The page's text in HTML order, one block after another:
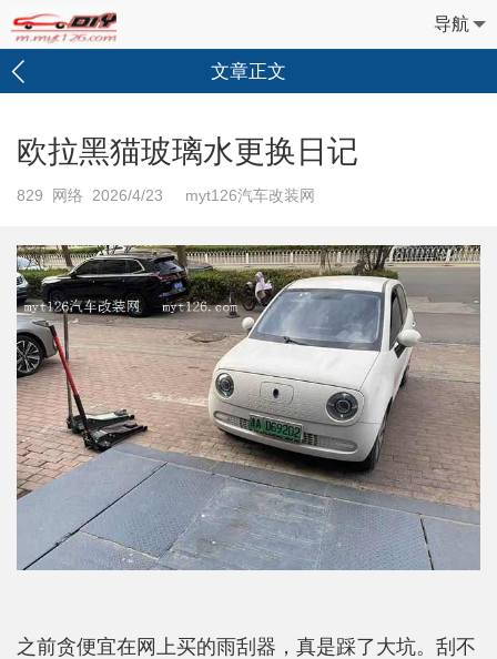
导航
文章正文
欧拉黑猫玻璃水更换日记
829 网络 2026/4/23 myt126汽车改装网
之前贪便宜在网上买的雨刮器，真是踩了大坑。刮不